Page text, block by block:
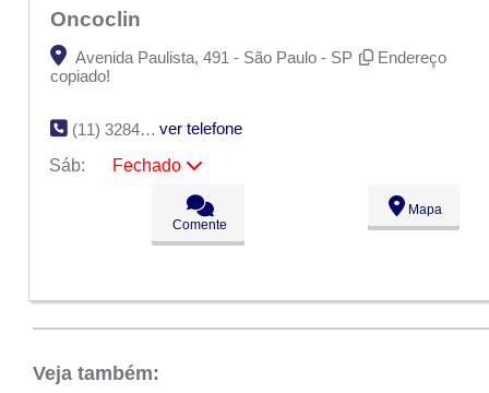
Oncoclin
Avenida Paulista, 491 - São Paulo - SP
Endereço
copiado!
(11) 3284-4396
ver telefone
Sáb:
Fechado
09:00 - 18:00
09:00 - 18:00
09:00 - 18:00
Comente
Mapa
Veja também: